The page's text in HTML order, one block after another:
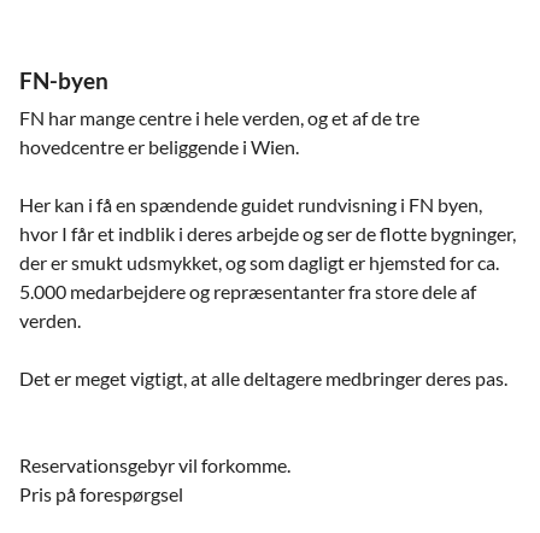
FN-byen
FN har mange centre i hele verden, og et af de tre
hovedcentre er beliggende i Wien.
Her kan i få en spændende guidet rundvisning i FN byen,
hvor I får et indblik i deres arbejde og ser de flotte bygninger,
der er smukt udsmykket, og som dagligt er hjemsted for ca.
5.000 medarbejdere og repræsentanter fra store dele af
verden.
Det er meget vigtigt, at alle deltagere medbringer deres pas.
Reservationsgebyr vil forkomme.
Pris på forespørgsel